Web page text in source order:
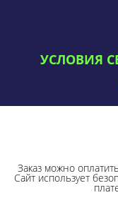
УСЛОВИЯ
Заказ можно
Сайт использует